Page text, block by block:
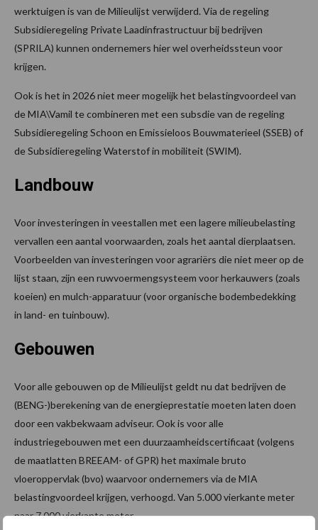
werktuigen is van de Milieulijst verwijderd. Via de regeling
Subsidieregeling Private Laadinfrastructuur bij bedrijven
(SPRILA) kunnen ondernemers hier wel overheidssteun voor
krijgen.
Ook is het in 2026 niet meer mogelijk het belastingvoordeel van
de MIA\Vamil te combineren met een subsdie van de regeling
Subsidieregeling Schoon en Emissieloos Bouwmaterieel (SSEB) of
de Subsidieregeling Waterstof in mobiliteit (SWIM).
Landbouw
Voor investeringen in veestallen met een lagere milieubelasting
vervallen een aantal voorwaarden, zoals het aantal dierplaatsen.
Voorbeelden van investeringen voor agrariërs die niet meer op de
lijst staan, zijn een ruwvoermengsysteem voor herkauwers (zoals
koeien) en mulch-apparatuur (voor organische bodembedekking
in land- en tuinbouw).
Gebouwen
Voor alle gebouwen op de Milieulijst geldt nu dat bedrijven de
(BENG-)berekening van de energieprestatie moeten laten doen
door een vakbekwaam adviseur. Ook is voor alle
industriegebouwen met een duurzaamheidscertificaat (volgens
de maatlatten BREEAM- of GPR) het maximale bruto
vloeroppervlak (bvo) waarvoor ondernemers via de MIA
belastingvoordeel krijgen, verhoogd. Van 5.000 vierkante meter
naar 7.000 vierkante meter.